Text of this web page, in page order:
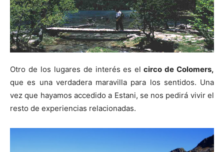
Otro de los lugares de interés es el circo de Colomers,
que es una verdadera maravilla para los sentidos. Una
vez que hayamos accedido a Estani, se nos pedirá vivir el
resto de experiencias relacionadas.